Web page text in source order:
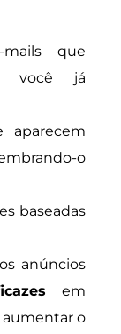
que
você já
aparecem
o
baseadas
anúncios
em
aumentar o